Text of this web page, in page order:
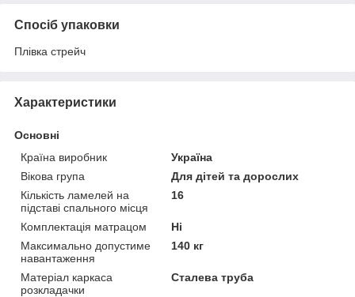
Спосіб упаковки
Плівка стрейч
Характеристики
Основні
Країна виробник
Україна
Вікова група
Для дітей та дорослих
Кількість ламелей на
підставі спального місця
16
Комплектація матрацом
Ні
Максимально допустиме
навантаження
140 кг
Матеріал каркаса
розкладачки
Сталева труба